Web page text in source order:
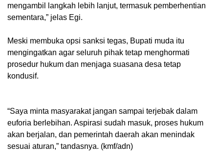
mengambil langkah lebih lanjut, termasuk pemberhentian
sementara,” jelas Egi.
‎Meski membuka opsi sanksi tegas, Bupati muda itu
mengingatkan agar seluruh pihak tetap menghormati
prosedur hukum dan menjaga suasana desa tetap
kondusif.
‎“Saya minta masyarakat jangan sampai terjebak dalam
euforia berlebihan. Aspirasi sudah masuk, proses hukum
akan berjalan, dan pemerintah daerah akan menindak
sesuai aturan,” tandasnya. (kmf/adn)